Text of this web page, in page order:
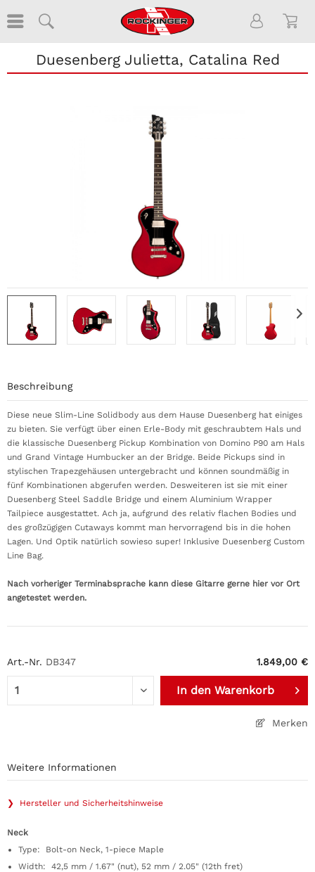
Duesenberg Julietta, Catalina Red
Art.-Nr. DB347 1.849,00 €
In den Warenkorb
Merken
Beschreibung
Diese neue Slim-Line Solidbody aus dem Hause Duesenberg hat einiges
zu bieten. Sie verfügt über einen Erle-Body mit geschraubtem Hals und
die klassische Duesenberg Pickup Kombination von Domino P90 am Hals
und Grand Vintage Humbucker an der Bridge. Beide Pickups sind in
stylischen Trapezgehäusen untergebracht und können soundmäßig in
fünf Kombinationen abgerufen werden. Desweiteren ist sie mit einer
Duesenberg Steel Saddle Bridge und einem Aluminium Wrapper
Tailpiece ausgestattet. Ach ja, aufgrund des relativ flachen Bodies und
des großzügigen Cutaways kommt man hervorragend bis in die hohen
Lagen. Und Optik natürlich sowieso super! Inklusive Duesenberg Custom
Line Bag.
Nach vorheriger Terminabsprache kann diese Gitarre gerne hier vor Ort
angetestet werden.
Weitere Informationen
❯ Hersteller und Sicherheitshinweise
Neck
Type: Bolt-on Neck, 1-piece Maple
Width: 42,5 mm / 1.67" (nut), 52 mm / 2.05" (12th fret)